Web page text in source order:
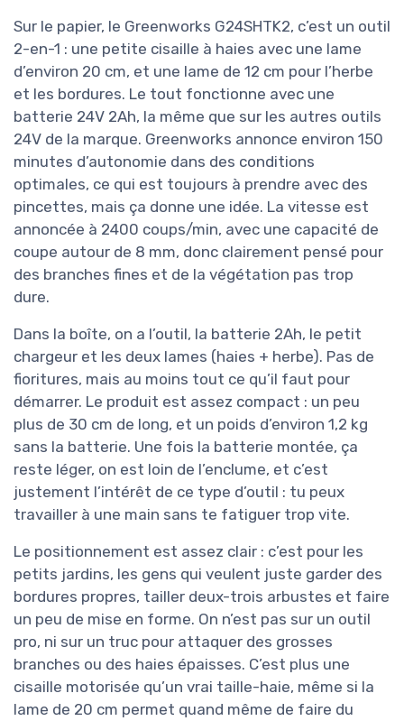
Sur le papier, le Greenworks G24SHTK2, c’est un outil
2-en-1 : une petite cisaille à haies avec une lame
d’environ 20 cm, et une lame de 12 cm pour l’herbe
et les bordures. Le tout fonctionne avec une
batterie 24V 2Ah, la même que sur les autres outils
24V de la marque. Greenworks annonce environ 150
minutes d’autonomie dans des conditions
optimales, ce qui est toujours à prendre avec des
pincettes, mais ça donne une idée. La vitesse est
annoncée à 2400 coups/min, avec une capacité de
coupe autour de 8 mm, donc clairement pensé pour
des branches fines et de la végétation pas trop
dure.
Dans la boîte, on a l’outil, la batterie 2Ah, le petit
chargeur et les deux lames (haies + herbe). Pas de
fioritures, mais au moins tout ce qu’il faut pour
démarrer. Le produit est assez compact : un peu
plus de 30 cm de long, et un poids d’environ 1,2 kg
sans la batterie. Une fois la batterie montée, ça
reste léger, on est loin de l’enclume, et c’est
justement l’intérêt de ce type d’outil : tu peux
travailler à une main sans te fatiguer trop vite.
Le positionnement est assez clair : c’est pour les
petits jardins, les gens qui veulent juste garder des
bordures propres, tailler deux-trois arbustes et faire
un peu de mise en forme. On n’est pas sur un outil
pro, ni sur un truc pour attaquer des grosses
branches ou des haies épaisses. C’est plus une
cisaille motorisée qu’un vrai taille-haie, même si la
lame de 20 cm permet quand même de faire du